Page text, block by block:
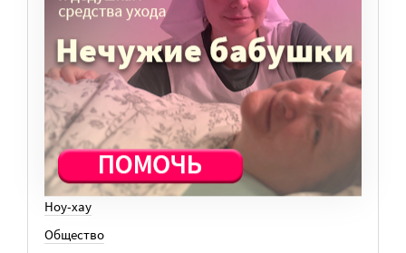
Вера
Законы
История
Колонки
Кто есть кто
Личный опыт
Медицина
Ноу-хау
Общество